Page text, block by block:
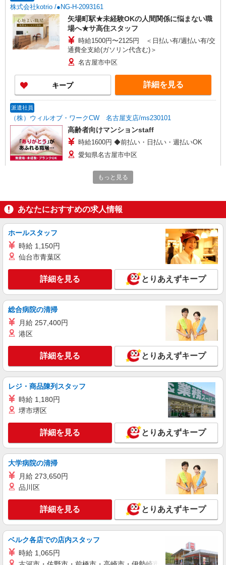
株式会社kotrio /●NG-H-2093161
矢場町駅★未経験OKの人間関係に悩まない職
場へ★サ高住スタッフ
時給1500円〜2125円 ＜日払い有/週払い有/交
通費全支給(ガソリン代含む)＞
名古屋市中区
キープ 詳細を見る
派遣社員
（株）ウィルオブ・ワークCW 名古屋支店/ms230101
高齢者向けマンションstaff
時給1600円 ◆前払い・日払い・週払いOK
愛知県名古屋市中区
派遣社員
株式会社kotrio /●NG-H-2031146
矢場町駅｜日払いOK！日収1.1万円超え×サ高
時給1500円〜2125円 ＜日払い有/週払い有/交
キープ 詳細を見る
アルバイト パート
日研トータルソーシング株式会社 メディカルケア事業部/名古屋オフ
ィス
未経験・無資格OKの介護スタッフ
時給1,450円〜1,750円 ★週払いOK（規定あ
り） ※給与幅は経験・能力による
愛知県名古屋市中区 【最寄駅】上前津駅 ★勤
務地は3000ヶ所以上★ 自宅から通いやすいエリア
など、お好きな勤務地をお選び下さい！！
詳細を見る
パート 派遣社員
日研トータルソーシング株式会社 メディカルケア事業部/名古屋オフ
給1,500円〜 ◆初任者研修・未経験：時給1,500
円〜 ◆初任者研修・経験者：時給1,600円〜 ◆介
護福祉士：時給1,750円〜 ※経験者は3ヶ月以上 ※
給与幅は経験・能力による ★週払いOK（規定あ
り）
地は3000ヶ所以上★ 自宅から通いやすいエリアな
ど、お好きな勤務地をお選び下さい！！
キープ 詳細を見る
派遣社員
株式会社kotrio /●NG-H-1992434
もっと見る
あなたにおすすめの求人情報
ホールスタッフ
時給 1,150円
仙台市青葉区
詳細を見る とりあえずキープ
総合病院の清掃
月給 257,400円
港区
詳細を見る とりあえずキープ
レジ・商品陳列スタッフ
時給 1,180円
堺市堺区
詳細を見る とりあえずキープ
大学病院の清掃
月給 273,650円
品川区
詳細を見る とりあえずキープ
ベルク各店での店内スタッフ
時給 1,065円